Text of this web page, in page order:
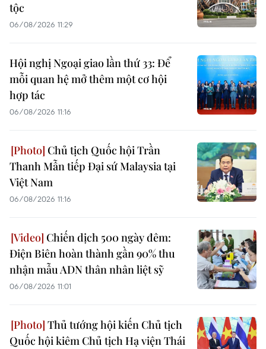
tộc
06/08/2026 11:29
Hội nghị Ngoại giao lần thứ 33: Để
mỗi quan hệ mở thêm một cơ hội
hợp tác
06/08/2026 11:16
Chủ tịch Quốc hội Trần
Thanh Mẫn tiếp Đại sứ Malaysia tại
Việt Nam
06/08/2026 11:16
Chiến dịch 500 ngày đêm:
Điện Biên hoàn thành gần 90% thu
nhận mẫu ADN thân nhân liệt sỹ
06/08/2026 11:01
Thủ tướng hội kiến Chủ tịch
Quốc hội kiêm Chủ tịch Hạ viện Thái